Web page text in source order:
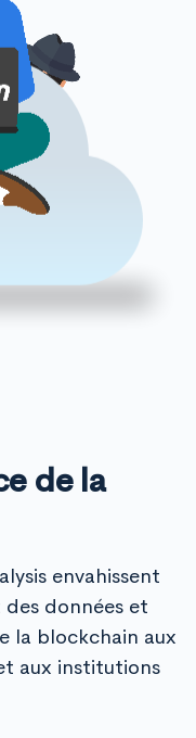
de la
envahissent
données et
la blockchain aux
aux institutions